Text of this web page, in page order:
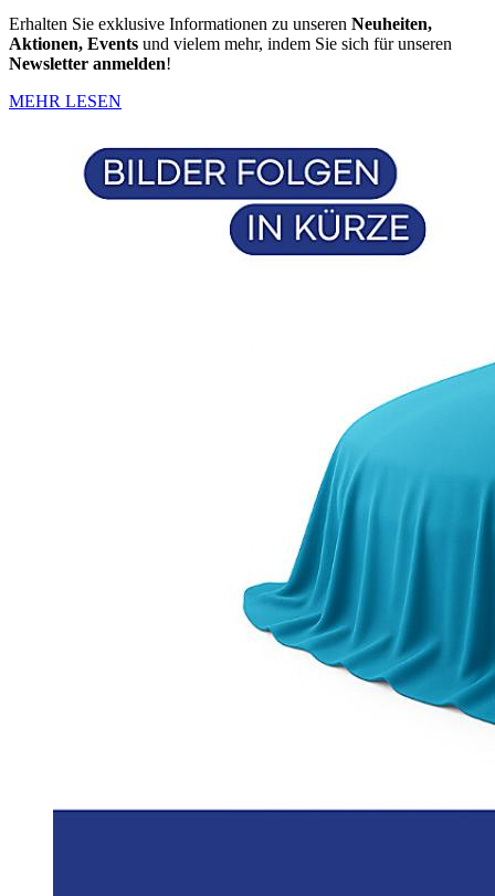
Erhalten Sie exklusive Informationen zu unseren Neuheiten,
Aktionen, Events und vielem mehr, indem Sie sich für unseren
Newsletter anmelden!
MEHR LESEN